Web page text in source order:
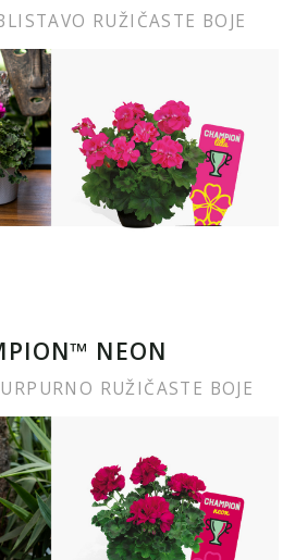
RUŽIČASTE BOJE
NEON
RUŽIČASTE BOJE